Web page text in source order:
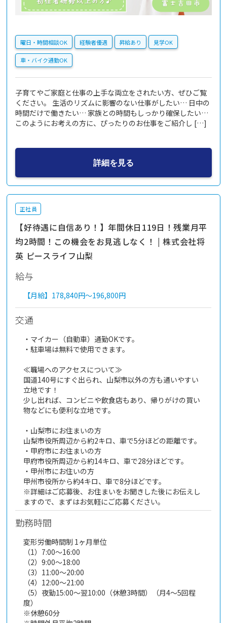
曜日・時間相談OK 経験者優遇 昇給あり 見学OK
車・バイク通勤OK
子育てやご家庭と仕事の上手な両立をされたい方、ぜひご覧
ください。 生活のリズムに影響のない仕事がしたい… 日中の
時間だけで働きたい… 家族との時間もしっかり確保したい…
このようにお考えの方に、ぴったりのお仕事をご紹介し […]
詳細を見る
正社員
【好待遇に自信あり！】年間休日119日！残業月平
均2時間！この機会をお見逃しなく！ | 株式会社将
英 ピースライフ山梨
給与
【月給】 178,840円～196,800円
交通
・マイカー（自動車）通勤OKです。
・駐車場は無料で使用できます。
≪職場へのアクセスについて≫
国道140号にすぐ出られ、山梨市以外の方も通いやすい
立地です！
少し出れば、コンビニや飲食店もあり、帰りがけの買い
物などにも便利な立地です。
・山梨市にお住まいの方
山梨市役所周辺から約2キロ、車で5分ほどの距離です。
・甲府市にお住まいの方
甲府市役所周辺から約14キロ、車で28分ほどです。
・甲州市にお住いの方
甲州市役所から約4キロ、車で8分ほどです。
※詳細はご応募後、お住まいをお聞きした後にお伝えし
ますので、まずはお気軽にご応募ください。
勤務時間
変形労働時間制 1ヶ月単位
（1）7:00～16:00
（2）9:00～18:00
（3）11:00～20:00
（4）12:00～21:00
（5）夜勤15:00～翌10:00（休憩3時間）（月4～5回程
度）
※休憩60分